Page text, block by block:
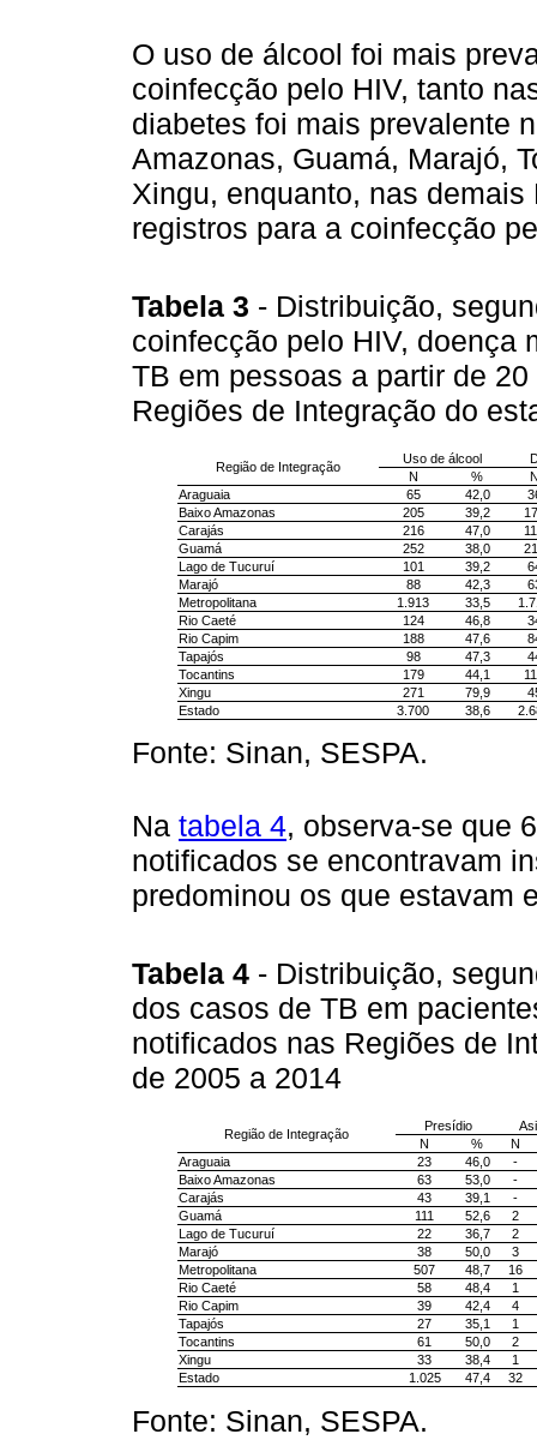
O uso de álcool foi mais
coinfecção pelo HIV, tanto
diabetes foi mais prevalente
Amazonas, Guamá, Marajó,
Xingu, enquanto, nas
registros para a coinfecção
Tabela 3 - Distribuição,
coinfecção pelo HIV, doença
TB em pessoas a partir de
Regiões de Integração do
Região de Integração
Uso de álcool
N
%
Araguaia
65 42,0
Baixo Amazonas
205 39,2
Carajás
216 47,0
Guamá
252 38,0
Lago de Tucuruí
101 39,2
Marajó
88 42,3
Metropolitana
1.913 33,5
Rio Caeté
124 46,8
Rio Capim
188 47,6
Tapajós
98 47,3
Tocantins
179 44,1
Xingu
271 79,9
Estado
3.700 38,6
Fonte: Sinan, SESPA.
Na tabela 4, observa-se que
notificados se encontravam
predominou os que estavam
Tabela 4 - Distribuição,
dos casos de TB em
notificados nas Regiões de
de 2005 a 2014
Região de Integração
Presídio
N
%
N
Araguaia
23 46,0
-
Baixo Amazonas
63 53,0
-
Carajás
43 39,1
-
Guamá
111 52,6
2
Lago de Tucuruí
22 36,7
2
Marajó
38 50,0
3
Metropolitana
507 48,7
16
Rio Caeté
58 48,4
1
Rio Capim
39 42,4
4
Tapajós
27 35,1
1
Tocantins
61 50,0
2
Xingu
33 38,4
1
Estado
1.025 47,4 32
Fonte: Sinan, SESPA.